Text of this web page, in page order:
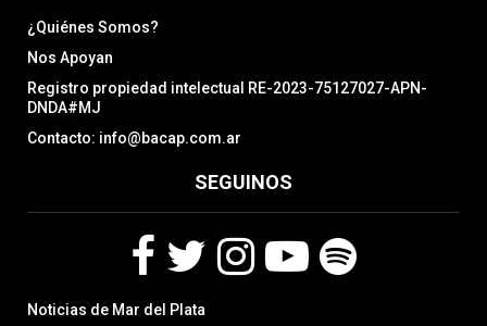
¿Quiénes Somos?
Nos Apoyan
Registro propiedad intelectual RE-2023-75127027-APN-
DNDA#MJ
Contacto: info@bacap.com.ar
SEGUINOS
a
w
Noticias de Mar del Plata